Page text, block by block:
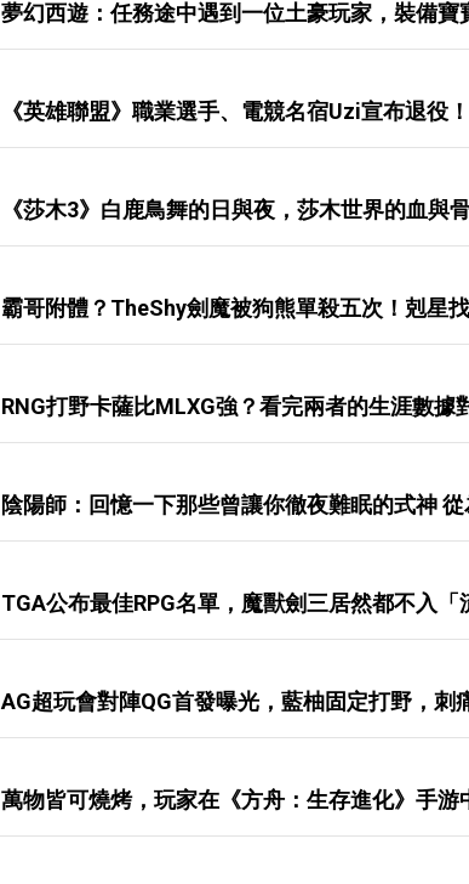
夢幻西遊：任務途中遇到一位土豪玩家，裝備寶
《英雄聯盟》職業選手、電競名宿Uzi宣布退役！
《莎木3》白鹿鳥舞的日與夜，莎木世界的血與
霸哥附體？TheShy劍魔被狗熊單殺五次！剋星
RNG打野卡薩比MLXG強？看完兩者的生涯數據
陰陽師：回憶一下那些曾讓你徹夜難眠的式神
TGA公布最佳RPG名單，魔獸劍三居然都不入「
AG超玩會對陣QG首發曝光，藍柚固定打野，
萬物皆可燒烤，玩家在《方舟：生存進化》手游